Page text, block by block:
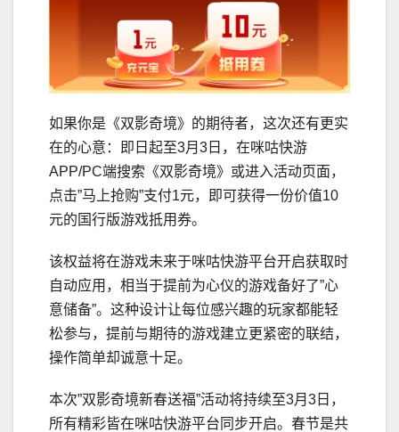
如果你是《双影奇境》的期待者，这次还有更实
在的心意：即日起至3月3日，在咪咕快游
APP/PC端搜索《双影奇境》或进入活动页面，
点击”马上抢购”支付1元，即可获得一份价值10
元的国行版游戏抵用券。
该权益将在游戏未来于咪咕快游平台开启获取时
自动应用，相当于提前为心仪的游戏备好了”心
意储备”。这种设计让每位感兴趣的玩家都能轻
松参与，提前与期待的游戏建立更紧密的联结，
操作简单却诚意十足。
本次”双影奇境新春送福”活动将持续至3月3日，
所有精彩皆在咪咕快游平台同步开启。春节是共